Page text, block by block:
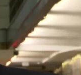
Llosa,